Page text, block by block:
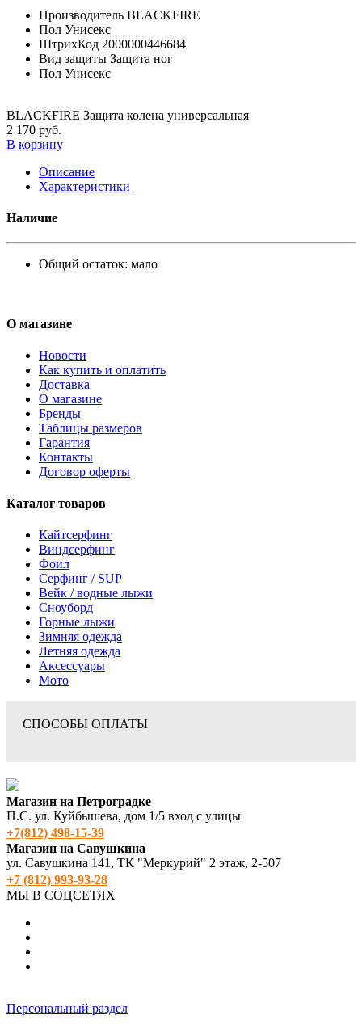
Производитель BLACKFIRE
Пол Унисекс
ШтрихКод 2000000446684
Вид защиты Защита ног
Пол Унисекс
BLACKFIRE Защита колена универсальная
2 170 руб.
В корзину
Описание
Характеристики
Наличие
Общий остаток: мало
О магазине
Новости
Как купить и оплатить
Доставка
О магазине
Бренды
Таблицы размеров
Гарантия
Контакты
Договор оферты
Каталог товаров
Кайтсерфинг
Виндсерфинг
Фоил
Серфинг / SUP
Вейк / водные лыжи
Сноуборд
Горные лыжи
Зимняя одежда
Летняя одежда
Аксессуары
Мото
СПОСОБЫ ОПЛАТЫ
Магазин на Петроградке
П.С. ул. Куйбышева, дом 1/5 вход с улицы
+7(812) 498‑15-39
Магазин на Савушкина
ул. Савушкина 141, ТК "Меркурий" 2 этаж, 2-507
+7 (812) 993-93-28
МЫ В СОЦСЕТЯХ
Персональный раздел